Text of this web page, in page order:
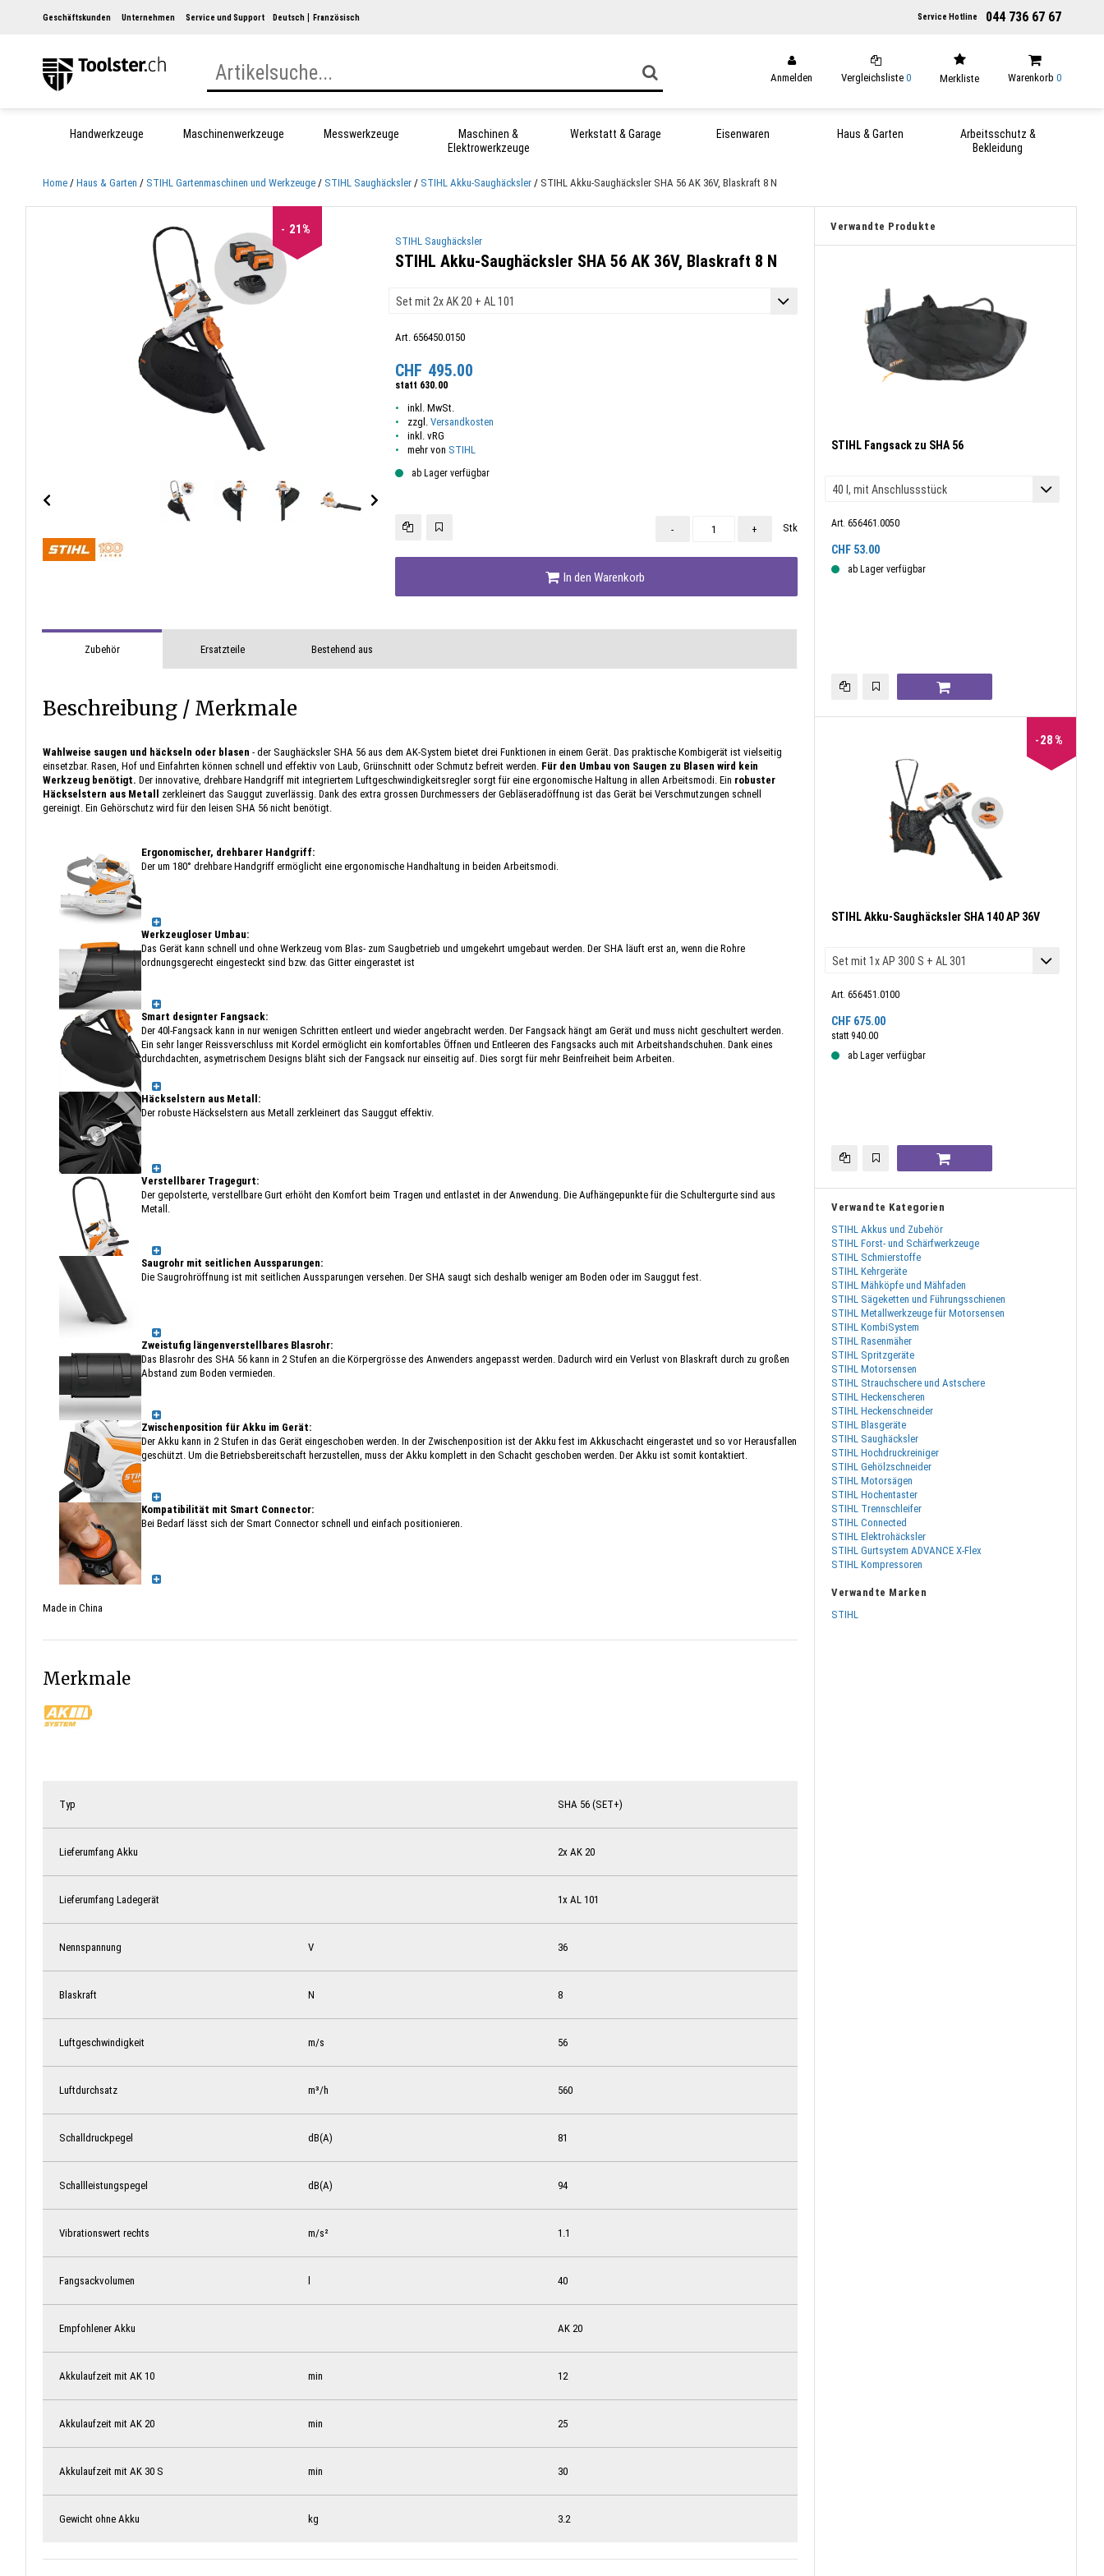
Geschäftskunden Unternehmen Service und Support Deutsch Französisch Service Hotline 044 736 67 67
Anmelden Vergleichsliste 0 Merkliste Warenkorb 0
Handwerkzeuge Maschinenwerkzeuge Messwerkzeuge
Maschinen &
Elektrowerkzeuge
Werkstatt & Garage Eisenwaren Haus & Garten
Arbeitsschutz &
Bekleidung
Home Haus & Garten STIHL Gartenmaschinen und Werkzeuge STIHL Saughäcksler STIHL Akku-Saughäcksler STIHL Akku-Saughäcksler SHA 56 AK 36V, Blaskraft 8 N
21%
STIHL Saughäcksler
STIHL Akku-Saughäcksler SHA 56 AK 36V, Blaskraft 8 N
Art. 656450.0150
CHF 495.00
statt 630.00
inkl. MwSt.
zzgl. Versandkosten
inkl. vRG
mehr von STIHL
ab Lager verfügbar
- + Stk
In den Warenkorb
Zubehör Ersatzteile Bestehend aus
Beschreibung / Merkmale
Wahlweise saugen und häckseln oder blasen - der Saughäcksler SHA 56 aus dem AK-System bietet drei Funktionen in einem Gerät. Das praktische Kombigerät ist vielseitig
einsetzbar. Rasen, Hof und Einfahrten können schnell und effektiv von Laub, Grünschnitt oder Schmutz befreit werden. Für den Umbau von Saugen zu Blasen wird kein
Werkzeug benötigt. Der innovative, drehbare Handgriff mit integriertem Luftgeschwindigkeitsregler sorgt für eine ergonomische Haltung in allen Arbeitsmodi. Ein robuster
Häckselstern aus Metall
zerkleinert das Sauggut zuverlässig. Dank des extra grossen Durchmessers der Gebläseradöffnung ist das Gerät bei Verschmutzungen schnell
gereinigt. Ein Gehörschutz wird für den leisen SHA 56 nicht benötigt.
Ergonomischer, drehbarer Handgriff:
Der um 180° drehbare Handgriff ermöglicht eine ergonomische Handhaltung in beiden Arbeitsmodi.
Werkzeugloser Umbau:
Das Gerät kann schnell und ohne Werkzeug vom Blas- zum Saugbetrieb und umgekehrt umgebaut werden. Der SHA läuft erst an, wenn die Rohre
ordnungsgerecht eingesteckt sind bzw. das Gitter eingerastet ist
Smart designter Fangsack:
Der 40l-Fangsack kann in nur wenigen Schritten entleert und wieder angebracht werden. Der Fangsack hängt am Gerät und muss nicht geschultert werden.
Ein sehr langer Reissverschluss mit Kordel ermöglicht ein komfortables Öffnen und Entleeren des Fangsacks auch mit Arbeitshandschuhen. Dank eines
durchdachten, asymetrischem Designs bläht sich der Fangsack nur einseitig auf. Dies sorgt für mehr Beinfreiheit beim Arbeiten.
Häckselstern aus Metall:
Der robuste Häckselstern aus Metall zerkleinert das Sauggut effektiv.
Verstellbarer Tragegurt:
Der gepolsterte, verstellbare Gurt erhöht den Komfort beim Tragen und entlastet in der Anwendung. Die Aufhängepunkte für die Schultergurte sind aus
Metall.
Saugrohr mit seitlichen Aussparungen:
Die Saugrohröffnung ist mit seitlichen Aussparungen versehen. Der SHA saugt sich deshalb weniger am Boden oder im Sauggut fest.
Zweistufig längenverstellbares Blasrohr:
Das Blasrohr des SHA 56 kann in 2 Stufen an die Körpergrösse des Anwenders angepasst werden. Dadurch wird ein Verlust von Blaskraft durch zu großen
Abstand zum Boden vermieden.
Zwischenposition für Akku im Gerät:
Der Akku kann in 2 Stufen in das Gerät eingeschoben werden. In der Zwischenposition ist der Akku fest im Akkuschacht eingerastet und so vor Herausfallen
geschützt. Um die Betriebsbereitschaft herzustellen, muss der Akku komplett in den Schacht geschoben werden. Der Akku ist somit kontaktiert.
Kompatibilität mit Smart Connector:
Bei Bedarf lässt sich der Smart Connector schnell und einfach positionieren.
Made in China
Merkmale
Typ SHA 56 (SET+)
Lieferumfang Akku 2x AK 20
Lieferumfang Ladegerät 1x AL 101
Nennspannung V 36
Blaskraft N 8
Luftgeschwindigkeit m/s 56
Luftdurchsatz m³/h 560
Schalldruckpegel dB(A) 81
Schallleistungspegel dB(A) 94
Vibrationswert rechts m/s² 1.1
Fangsackvolumen 40
Empfohlener Akku AK 20
Akkulaufzeit mit AK 10 min 12
Akkulaufzeit mit AK 20 min 25
Akkulaufzeit mit AK 30 S min 30
Gewicht ohne Akku kg 3.2
Verwandte Produkte
STIHL Fangsack zu SHA 56
Art. 656461.0050
CHF 53.00
ab Lager verfügbar
28%
STIHL Akku-Saughäcksler SHA 140 AP 36V
Art. 656451.0100
CHF 675.00
statt 940.00
ab Lager verfügbar
Verwandte Kategorien
STIHL Akkus und Zubehör
STIHL Forst- und Schärfwerkzeuge
STIHL Schmierstoffe
STIHL Kehrgeräte
STIHL Mähköpfe und Mähfaden
STIHL Sägeketten und Führungsschienen
STIHL Metallwerkzeuge für Motorsensen
STIHL KombiSystem
STIHL Rasenmäher
STIHL Spritzgeräte
STIHL Motorsensen
STIHL Strauchschere und Astschere
STIHL Heckenscheren
STIHL Heckenschneider
STIHL Blasgeräte
STIHL Saughäcksler
STIHL Hochdruckreiniger
STIHL Gehölzschneider
STIHL Motorsägen
STIHL Hochentaster
STIHL Trennschleifer
STIHL Connected
STIHL Elektrohäcksler
STIHL Gurtsystem ADVANCE X-Flex
STIHL Kompressoren
Verwandte Marken
STIHL